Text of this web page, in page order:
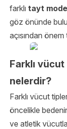
farklı tayt
göz önünde
açısından önem
Farklı
nelerdir?
Farklı vücut
öncelikle
ve atletik